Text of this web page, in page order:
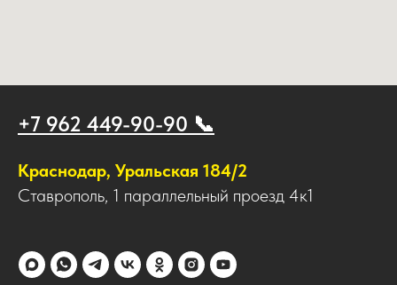
+7 962 449-90-90 📞
Краснодар, Уральская 184/2
Ставрополь, 1 параллельный проезд 4к1